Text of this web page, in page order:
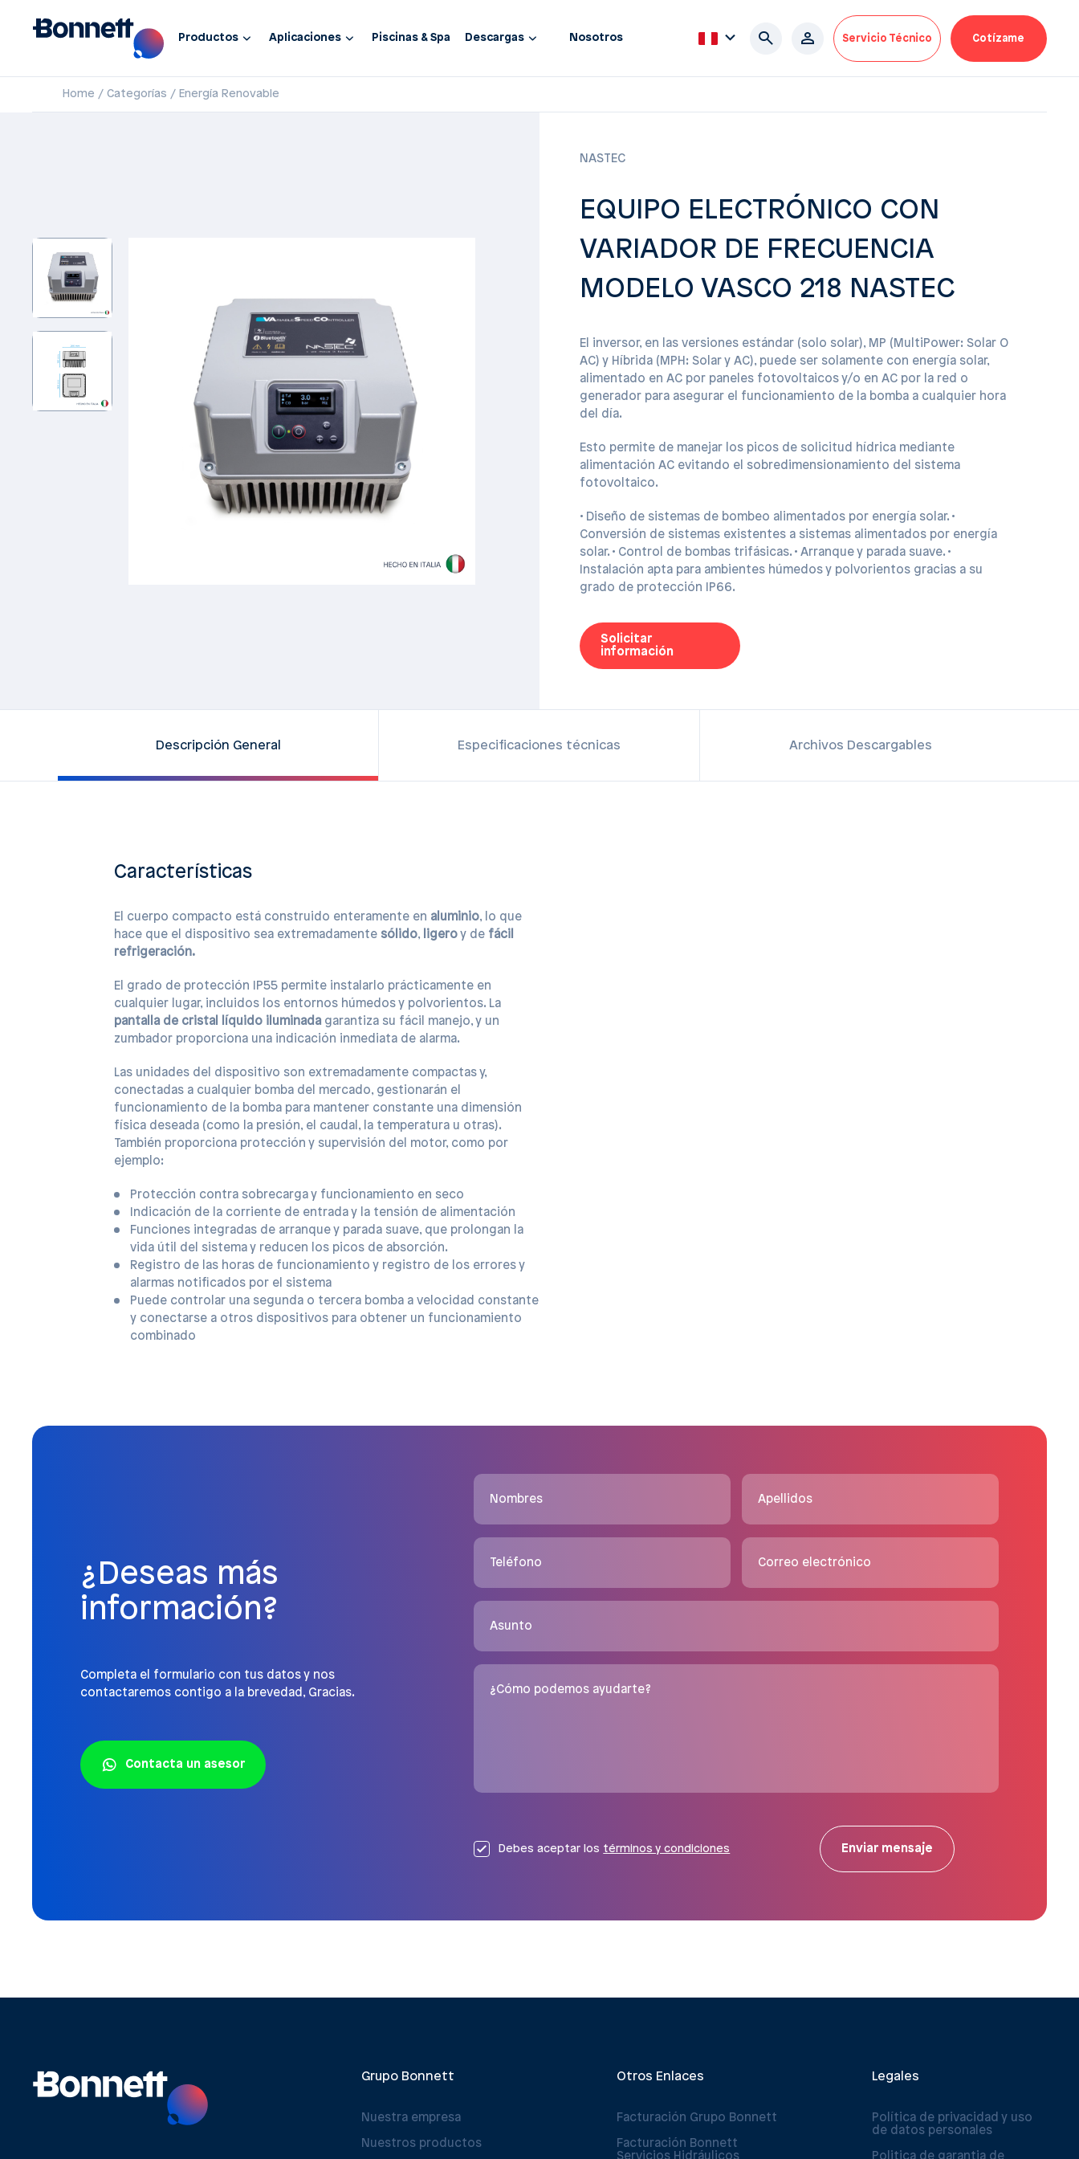
Productos Aplicaciones Piscinas & Spa Descargas Nosotros Servicio Técnico Cotízame
Home Categorías Energía Renovable
NASTEC
EQUIPO ELECTRÓNICO CON
VARIADOR DE FRECUENCIA
MODELO VASCO 218 NASTEC
El inversor, en las versiones estándar (solo solar), MP (MultiPower: Solar O
AC) y Híbrida (MPH: Solar y AC), puede ser solamente con energía solar,
alimentado en AC por paneles fotovoltaicos y/o en AC por la red o
generador para asegurar el funcionamiento de la bomba a cualquier hora
del día.
Esto permite de manejar los picos de solicitud hídrica mediante
alimentación AC evitando el sobredimensionamiento del sistema
fotovoltaico.
• Diseño de sistemas de bombeo alimentados por energía solar. •
Conversión de sistemas existentes a sistemas alimentados por energía
solar. • Control de bombas trifásicas. • Arranque y parada suave. •
Instalación apta para ambientes húmedos y polvorientos gracias a su
grado de protección IP66.
Solicitar
información
Descripción General Especificaciones técnicas Archivos Descargables
Características
El cuerpo compacto está construido enteramente en aluminio, lo que
hace que el dispositivo sea extremadamente sólido, ligeroy de fácil
refrigeración.
El grado de protección IP55 permite instalarlo prácticamente en
cualquier lugar, incluidos los entornos húmedos y polvorientos. La
pantalla de cristal líquido iluminada garantiza su fácil manejo, y un
zumbador proporciona una indicación inmediata de alarma.
Las unidades del dispositivo son extremadamente compactas y,
conectadas a cualquier bomba del mercado, gestionarán el
funcionamiento de la bomba para mantener constante una dimensión
física deseada (como la presión, el caudal, la temperatura u otras).
También proporciona protección y supervisión del motor, como por
ejemplo:
Protección contra sobrecarga y funcionamiento en seco
Indicación de la corriente de entrada y la tensión de alimentación
Funciones integradas de arranque y parada suave, que prolongan la
vida útil del sistema y reducen los picos de absorción.
Registro de las horas de funcionamiento y registro de los errores y
alarmas notificados por el sistema
Puede controlar una segunda o tercera bomba a velocidad constante
y conectarse a otros dispositivos para obtener un funcionamiento
combinado
¿Deseas más
información?
Completa el formulario con tus datos y nos
contactaremos contigo a la brevedad, Gracias.
Contacta un asesor
Nombres Apellidos
Teléfono Correo electrónico
Asunto
¿Cómo podemos ayudarte?
Debes aceptar los términos y condiciones Enviar mensaje
Grupo Bonnett
Nuestra empresa
Nuestros productos
Otros Enlaces
Facturación Grupo Bonnett
Facturación Bonnett
Legales
Política de privacidad y uso
de datos personales